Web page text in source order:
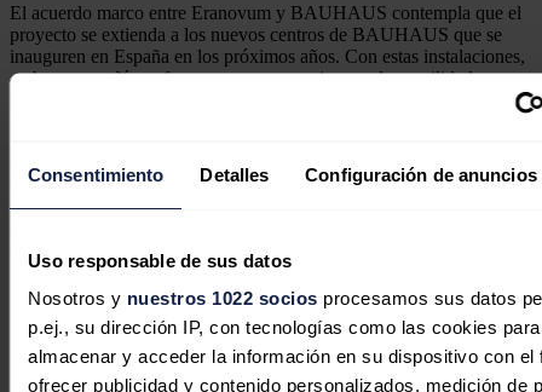
Consentimiento Detalles Configuración de anuncios
Uso responsable de sus datos
Nosotros y nuestros 1022 socios procesamos sus datos
p.ej., su dirección IP, con tecnologías como las cookies para
almacenar y acceder la información en su dispositivo con el
ofrecer publicidad y contenido personalizados, medición de
El acuerdo marco entre Eranovum y BAUHAUS contempla que el
proyecto se extienda a los nuevos centros de BAUHAUS que se
inauguren en España en los próximos años. Con estas instalaciones,
ambas compañías refuerzan su compromiso con la movilidad
eléctrica en BAUHAUS con Eranovum. Disponer de estos
cargadores rápidos, abastecidos por energía 100% renovable,
permitirá que nuestros clientes puedan alcanzar un alto nivel de
nuestros centros." indica
Marc Montemar,
mantenimiento de BAUHAUS.
Noticias relacionadas